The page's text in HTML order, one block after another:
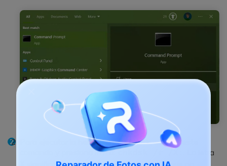
Para ejecutar la herramienta Chkdsk, escribe este
comando y presionaIntro: . La letra